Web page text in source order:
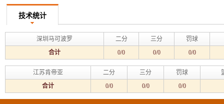
技术统计
深圳马可波罗 二分 三分
罚球
合计
0/0 0/0 0/0
江苏肯帝亚 二分 三分 罚球
合计
0/0 0/0 0/0